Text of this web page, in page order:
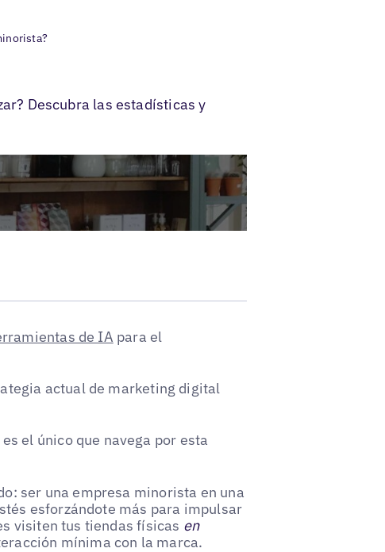
Descubra las estadísticas y
de IA para el
actual de marketing digital
el único que navega por esta
ser una empresa minorista en una
esforzándote más para impulsar
visiten tus tiendas físicas en
mínima con la marca.